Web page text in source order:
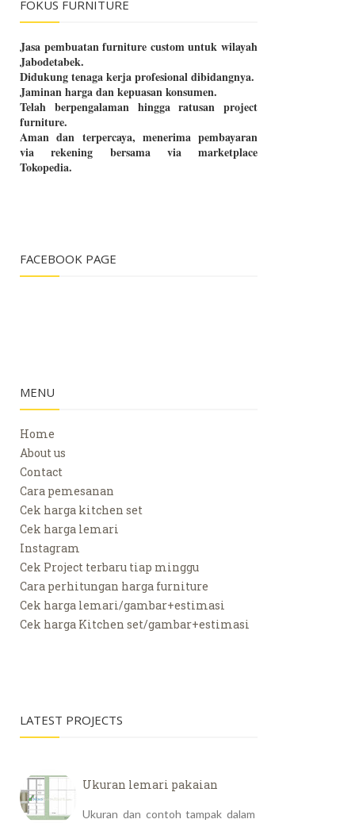
FOKUS FURNITURE
Jasa pembuatan furniture custom untuk wilayah
Jabodetabek.
Didukung tenaga kerja profesional dibidangnya.
Jaminan harga dan kepuasan konsumen.
Telah berpengalaman hingga ratusan project
furniture.
Aman dan terpercaya, menerima pembayaran
via rekening bersama via marketplace
Tokopedia.
FACEBOOK PAGE
MENU
Home
About us
Contact
Cara pemesanan
Cek harga kitchen set
Cek harga lemari
Instagram
Cek Project terbaru tiap minggu
Cara perhitungan harga furniture
Cek harga lemari/gambar+estimasi
Cek harga Kitchen set/gambar+estimasi
LATEST PROJECTS
Ukuran lemari pakaian
Ukuran dan contoh tampak dalam